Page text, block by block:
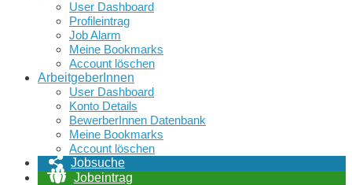
User Dashboard
Profileintrag
Job Alarm
Meine Bookmarks
Account löschen
ArbeitgeberInnen
User Dashboard
Konto Details
BewerberInnen Datenbank
Meine Bookmarks
Account löschen
Jobsuche
Jobeintrag